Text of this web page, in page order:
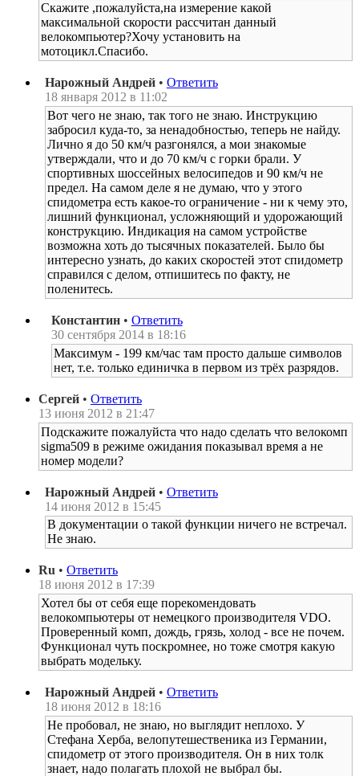
Скажите ,пожалуйста,на измерение какой
максимальной скорости рассчитан данный
велокомпьютер?Хочу установить на
мотоцикл.Спасибо.
Нарожный Андрей • Ответить
18 января 2012 в 11:02
Вот чего не знаю, так того не знаю. Инструкцию
забросил куда-то, за ненадобностью, теперь не найду.
Лично я до 50 км/ч разгонялся, а мои знакомые
утверждали, что и до 70 км/ч с горки брали. У
спортивных шоссейных велосипедов и 90 км/ч не
предел. На самом деле я не думаю, что у этого
спидометра есть какое-то ограничение - ни к чему это,
лишний функционал, усложняющий и удорожающий
конструкцию. Индикация на самом устройстве
возможна хоть до тысячных показателей. Было бы
интересно узнать, до каких скоростей этот спидометр
справился с делом, отпишитесь по факту, не
поленитесь.
Константин • Ответить
30 сентября 2014 в 18:16
Максимум - 199 км/час там просто дальше символов
нет, т.е. только единичка в первом из трёх разрядов.
Сергей • Ответить
13 июня 2012 в 21:47
Подскажите пожалуйста что надо сделать что велокомп
sigma509 в режиме ожидания показывал время а не
номер модели?
Нарожный Андрей • Ответить
14 июня 2012 в 15:45
В документации о такой функции ничего не встречал.
Не знаю.
Ru • Ответить
18 июня 2012 в 17:39
Хотел бы от себя еще порекомендовать
велокомпьютеры от немецкого производителя VDO.
Проверенный комп, дождь, грязь, холод - все не почем.
Функционал чуть поскромнее, но тоже смотря какую
выбрать модельку.
Нарожный Андрей • Ответить
18 июня 2012 в 18:16
Не пробовал, не знаю, но выглядит неплохо. У
Стефана Херба, велопутешественика из Германии,
спидометр от этого производителя. Он в них толк
знает, надо полагать плохой не выбрал бы.